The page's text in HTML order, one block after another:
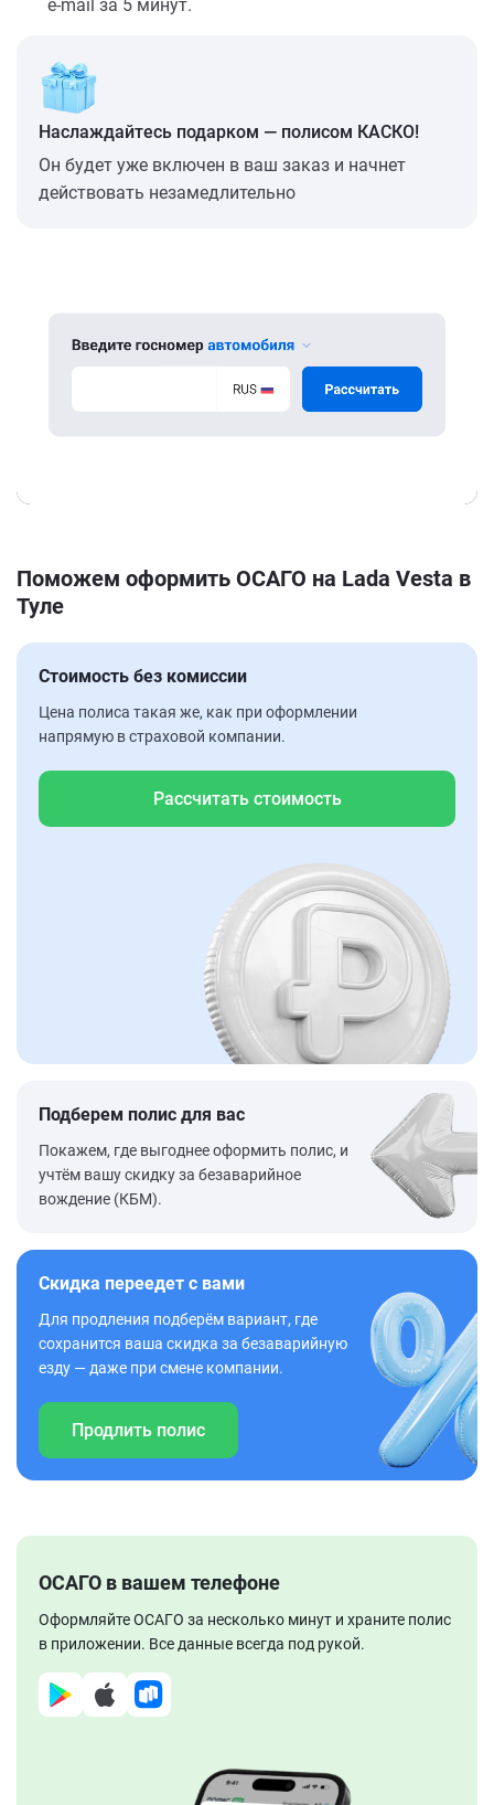
e-mail за 5 минут.
Наслаждайтесь подарком — полисом КАСКО!
Он будет уже включен в ваш заказ и начнет
действовать незамедлительно
Поможем оформить ОСАГО на Lada Vesta в
Туле
Стоимость без комиссии
Цена полиса такая же, как при оформлении
напрямую в страховой компании.
Рассчитать стоимость
Подберем полис для вас
Покажем, где выгоднее оформить полис, и
учтём вашу скидку за безаварийное
вождение (КБМ).
Скидка переедет с вами
Для продления подберём вариант, где
сохранится ваша скидка за безаварийную
езду — даже при смене компании.
Продлить полис
ОСАГО в вашем телефоне
Оформляйте ОСАГО за несколько минут и храните полис
в приложении. Все данные всегда под рукой.